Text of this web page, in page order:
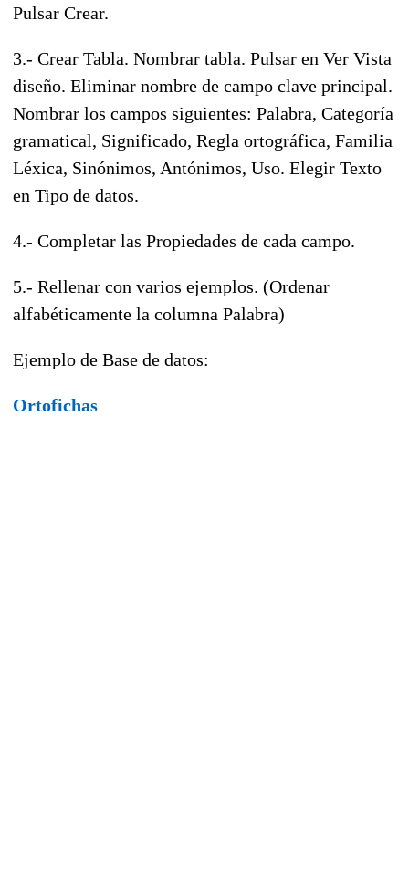
Pulsar Crear.
3.- Crear Tabla. Nombrar tabla. Pulsar en Ver Vista
diseño. Eliminar nombre de campo clave principal.
Nombrar los campos siguientes: Palabra, Categoría
gramatical, Significado, Regla ortográfica, Familia
Léxica, Sinónimos, Antónimos, Uso. Elegir Texto
en Tipo de datos.
4.- Completar las Propiedades de cada campo.
5.- Rellenar con varios ejemplos. (Ordenar
alfabéticamente la columna Palabra)
Ejemplo de Base de datos:
Ortofichas